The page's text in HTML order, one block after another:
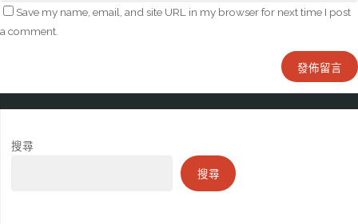
Save my name, email, and site URL in my browser for next time I post
a comment.
搜尋
搜尋